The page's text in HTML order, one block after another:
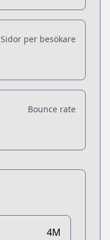
Sidor per besökare
Bounce rate
4M